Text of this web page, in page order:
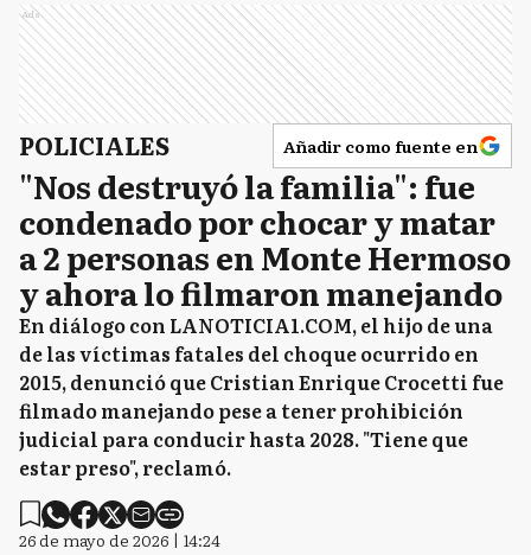
Ads
POLICIALES Añadir como fuente en
"Nos destruyó la familia": fue
condenado por chocar y matar
a 2 personas en Monte Hermoso
y ahora lo filmaron manejando
En diálogo con LANOTICIA1.COM, el hijo de una
de las víctimas fatales del choque ocurrido en
2015, denunció que Cristian Enrique Crocetti fue
filmado manejando pese a tener prohibición
judicial para conducir hasta 2028. "Tiene que
estar preso", reclamó.
26 de mayo de 2026 | 14:24